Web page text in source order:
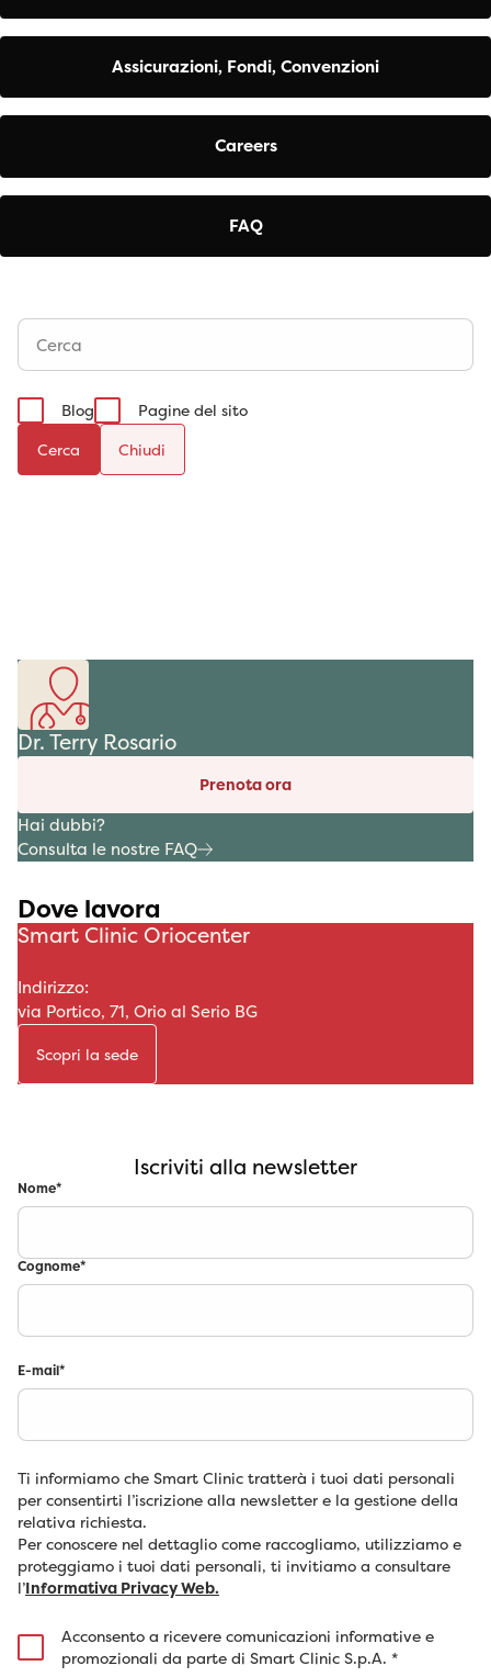
Assicurazioni, Fondi, Convenzioni
Careers
FAQ
Blog
Pagine del sito
Cerca
Dr. Terry Rosario
Prenota ora
Hai dubbi?
Consulta le nostre FAQ
Dove lavora
Smart Clinic Oriocenter
Indirizzo:
via Portico, 71, Orio al Serio BG
Scopri la sede
Iscriviti alla newsletter
Nome*
Cognome*
E-mail*
Ti informiamo che Smart Clinic tratterà i tuoi dati personali
per consentirti l’iscrizione alla newsletter e la gestione della
relativa richiesta.
Per conoscere nel dettaglio come raccogliamo, utilizziamo e
proteggiamo i tuoi dati personali, ti invitiamo a consultare
l’Informativa Privacy Web.
Acconsento a ricevere comunicazioni informative e
promozionali da parte di Smart Clinic S.p.A. *